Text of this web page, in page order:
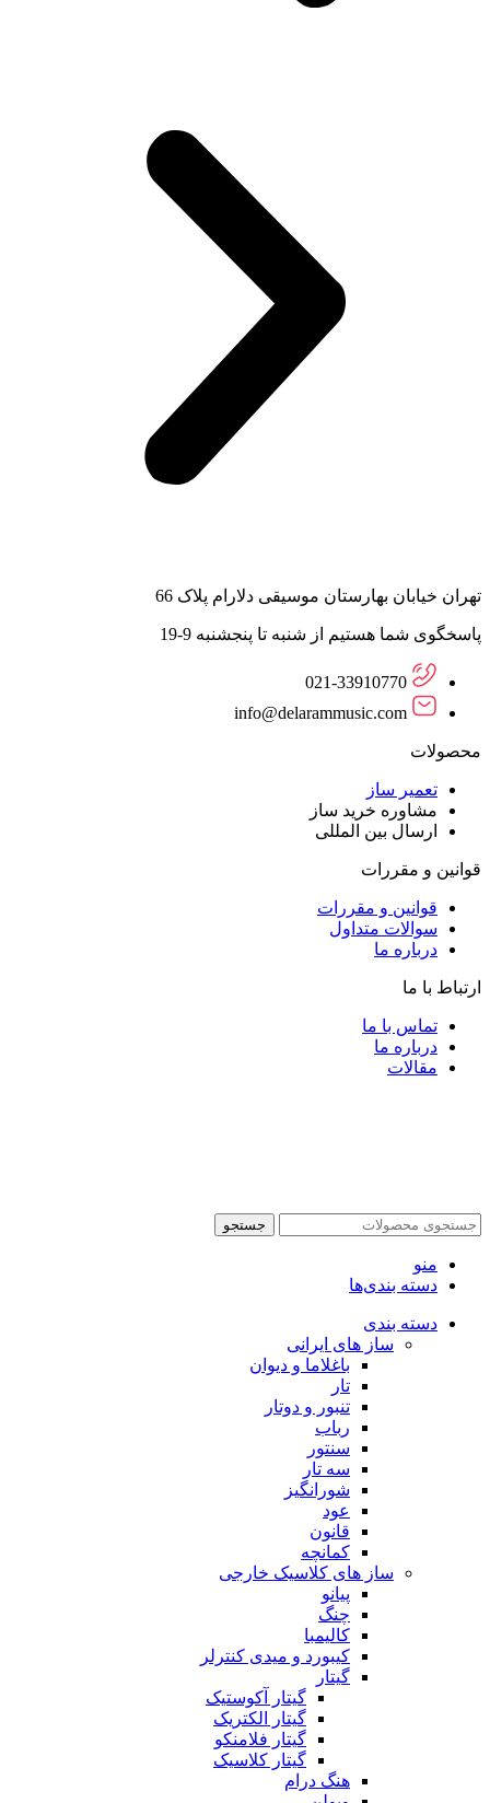
تهران خیابان بهارستان موسیقی دلارام پلاک 66
پاسخگوی شما هستیم از شنبه تا پنجشنبه 9-19
021-33910770
info@delarammusic.com
محصولات
تعمیر ساز
مشاوره خرید ساز
ارسال بین المللی
قوانین و مقررات
قوانین و مقررات
سوالات متداول
درباره ما
ارتباط با ما
تماس با ما
درباره ما
مقالات
جستجو
منو
دسته بندی‌ها
دسته بندی
ساز های ایرانی
باغلاما و دیوان
تار
تنبور و دوتار
رباب
سنتور
سه تار
شورانگیز
عود
قانون
کمانچه
ساز های کلاسیک خارجی
پیانو
چنگ
کالیمبا
کیبورد و میدی کنترلر
گیتار
گیتار آکوستیک
گیتار الکتریک
گیتار فلامنکو
گیتار کلاسیک
هنگ درام